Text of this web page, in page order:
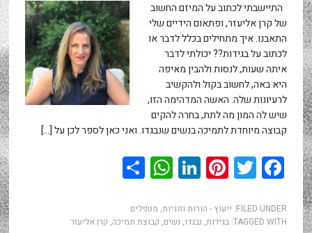
התיישבתי לכתוב על המיזם החשוב
של קרן אליעזר, ופתאום הידיים שלי
התאבנו. איך מתחילים בכלל לדבר או
לכתוב על בגידות?? יכולתי לדבר
איתה שעות, לנסות ולהבין מאיפה
היא באה, לחשוב בקול ולהקשיב
לרעיונות שלה. האשה המדהימה הזו,
שיש לה המון מה לתת, בחרה להקים
קבוצה מיוחדת לתמיכה בנשים שנבגדו. ואני כאן לספר לכן על […]
Facebook
Twitter
Pinterest
LinkedIn
WhatsApp
Share
FILED UNDER: ייעוץ - הורות וזוגיות, מטפלים
TAGGED WITH: בגידות, נבגדו, נשים, קבוצת תמיכה, קרן אליעזר